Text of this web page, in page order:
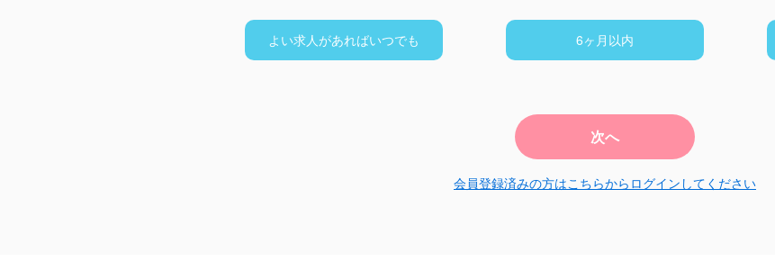
よい求人があればいつでも 6ヶ月以内
次へ
会員登録済みの方はこちらからログインしてください